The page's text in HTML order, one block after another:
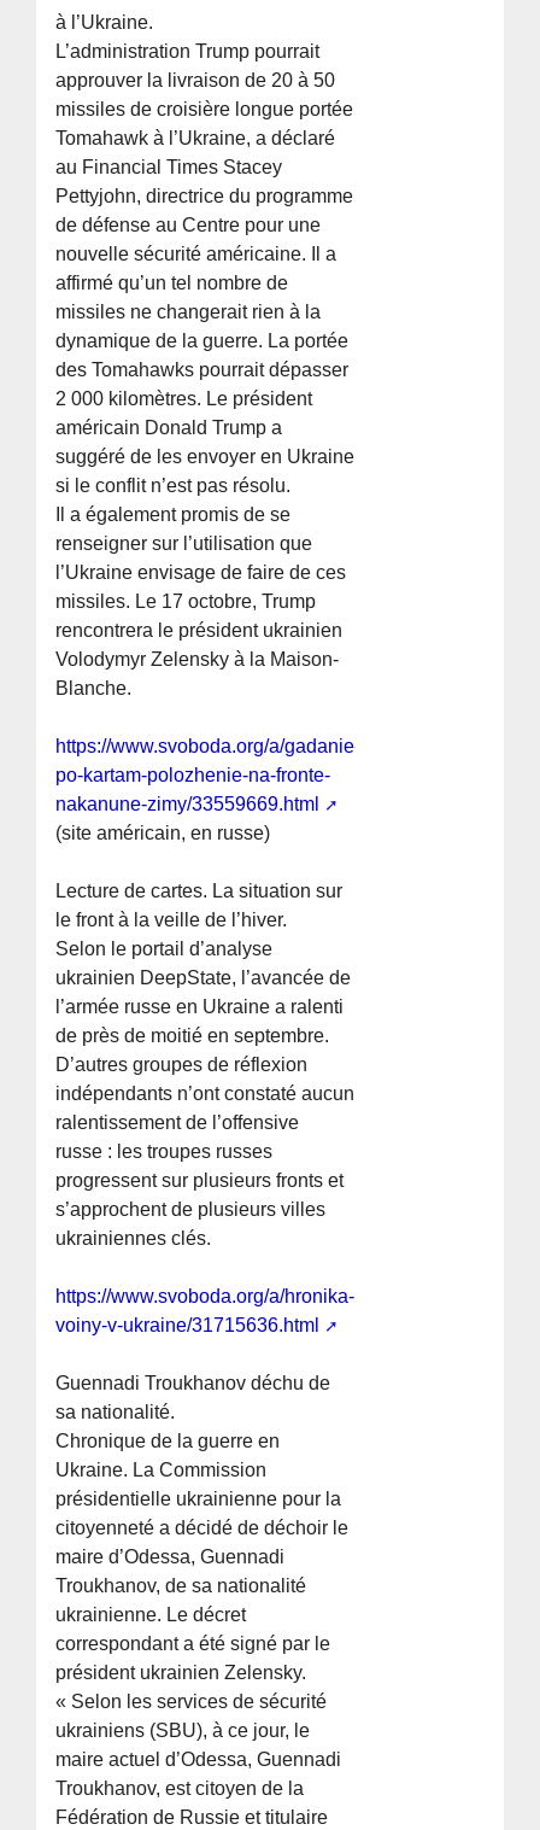
à l’Ukraine.
L’administration Trump pourrait
approuver la livraison de 20 à 50
missiles de croisière longue portée
Tomahawk à l’Ukraine, a déclaré
au Financial Times Stacey
Pettyjohn, directrice du programme
de défense au Centre pour une
nouvelle sécurité américaine. Il a
affirmé qu’un tel nombre de
missiles ne changerait rien à la
dynamique de la guerre. La portée
des Tomahawks pourrait dépasser
2 000 kilomètres. Le président
américain Donald Trump a
suggéré de les envoyer en Ukraine
si le conflit n’est pas résolu.
Il a également promis de se
renseigner sur l’utilisation que
l’Ukraine envisage de faire de ces
missiles. Le 17 octobre, Trump
rencontrera le président ukrainien
Volodymyr Zelensky à la Maison-
Blanche.
https://www.svoboda.org/a/gadanie-
po-kartam-polozhenie-na-fronte-
nakanune-zimy/33559669.html
(site américain, en russe)
Lecture de cartes. La situation sur
le front à la veille de l’hiver.
Selon le portail d’analyse
ukrainien DeepState, l’avancée de
l’armée russe en Ukraine a ralenti
de près de moitié en septembre.
D’autres groupes de réflexion
indépendants n’ont constaté aucun
ralentissement de l’offensive
russe : les troupes russes
progressent sur plusieurs fronts et
s’approchent de plusieurs villes
ukrainiennes clés.
https://www.svoboda.org/a/hronika-
voiny-v-ukraine/31715636.html
Guennadi Troukhanov déchu de
sa nationalité.
Chronique de la guerre en
Ukraine. La Commission
présidentielle ukrainienne pour la
citoyenneté a décidé de déchoir le
maire d’Odessa, Guennadi
Troukhanov, de sa nationalité
ukrainienne. Le décret
correspondant a été signé par le
président ukrainien Zelensky.
« Selon les services de sécurité
ukrainiens (SBU), à ce jour, le
maire actuel d’Odessa, Guennadi
Troukhanov, est citoyen de la
Fédération de Russie et titulaire